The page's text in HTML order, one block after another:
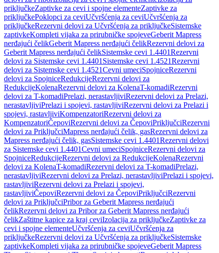
priključkeZaptivke za cevi i spojne elementeZaptivke za
priključkePoklopci za ceviUčvršćenja za ceviUčvršćenja za
priključkeRezervni delovi za Učvršćenja za priključkeSistemske
zaptivkeKompleti vijaka za prirubničke spojeveGeberit Mapress
nerđajući čelikGeberit Mapress nerđajući čelikRezervni delovi za
Geberit Mapress nerđajući čelikSistemske cevi 1.4401Rezervni
delovi za Sistemske cevi 1.4401 Sistemske cevi 1.4521Rezervni
delovi za Sistemske cevi 1.4521Cevni umeciSpojniceRezervni
delovi za SpojniceRedukcijeRezervni delovi za
RedukcijeKolenaRezervni delovi za KolenaT-komadiRezervni
delovi za T-komadiPrelazi, nerastavljiviRezervni delovi za Prelazi,
nerastavljiviPrelazi i spojevi, rastavljiviRezervni delovi za Prelazi i
spojevi, rastavljiviKompenzatoriRezervni delovi za
KompenzatoriČepoviRezervni delovi za ČepoviPriključciRezervni
delovi za PriključciMapress nerđajući čelik, gasRezervni delovi za
Mapress nerđajući čelik, gasSistemske cevi 1.4401Rezervni delovi
za Sistemske cevi 1.4401Cevni umeciSpojniceRezervni delovi za
SpojniceRedukcijeRezervni delovi za RedukcijeKolenaRezervni
delovi za KolenaT-komadiRezervni delovi za T-komadiPrelazi,
nerastavljiviRezervni delovi za Prelazi, nerastavljiviPrelazi i spojevi,
rastavljiviRezervni delovi za Prelazi i spojevi,
rastavljiviČepoviRezervni delovi za ČepoviPriključciRezervni
delovi za PriključciPribor za Geberit Mapress nerđajući
čelikRezervni delovi za Pribor za Geberit Mapress nerđajući
čelikZaštitne kapice za kraj ceviIzolacija za priključkeZaptivke za
cevi i spojne elementeUčvršćenja za ceviUčvršćenja za
priključkeRezervni delovi za Učvršćenja za priključkeSistemske
zaptivkeKompleti vijaka za prirubničke spojeveGeberit Mapress